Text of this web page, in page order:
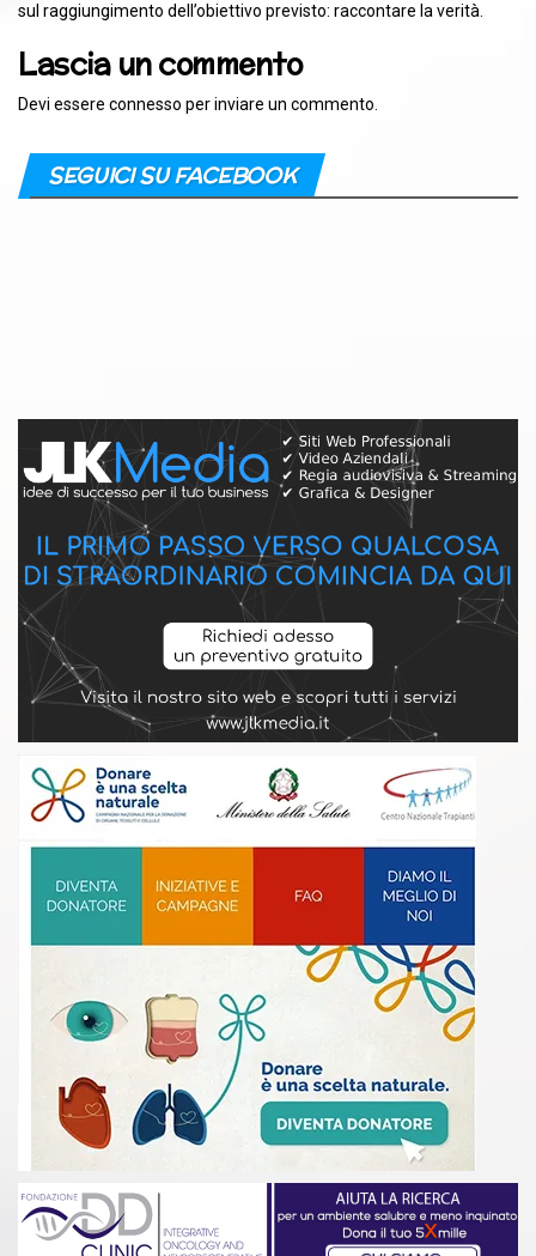
sul raggiungimento dell’obiettivo previsto: raccontare la verità.
Lascia un commento
Devi essere connesso per inviare un commento.
SEGUICI SU FACEBOOK